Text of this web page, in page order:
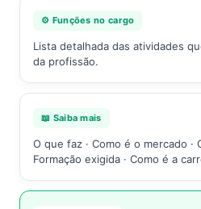
⚙️ Funções no cargo
Lista detalhada das atividades
da profissão.
📖 Saiba mais
O que faz · Como é o mercado ·
Formação exigida · Como é a